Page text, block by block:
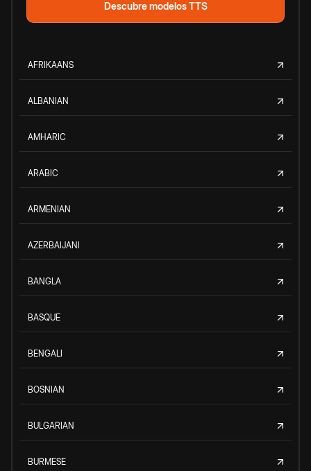
Descubre modelos TTS
AFRIKAANS
ALBANIAN
AMHARIC
ARABIC
ARMENIAN
AZERBAIJANI
BANGLA
BASQUE
BENGALI
BOSNIAN
BULGARIAN
BURMESE